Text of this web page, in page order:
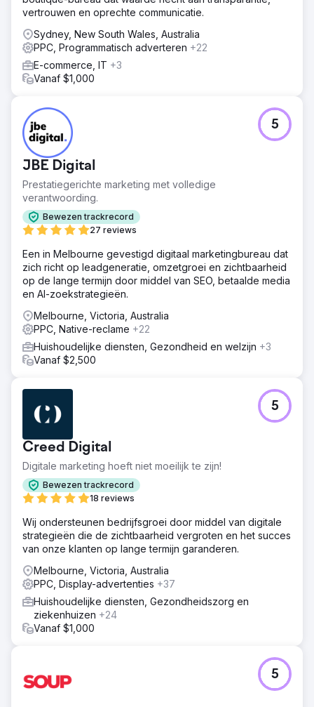
vertrouwen en oprechte communicatie.
Sydney, New South Wales, Australia
PPC, Programmatisch adverteren +22
E-commerce, IT +3
Vanaf $1,000
JBE Digital
Prestatiegerichte marketing met volledige
verantwoording.
Bewezen trackrecord
27 reviews
5
Een in Melbourne gevestigd digitaal marketingbureau dat
zich richt op leadgeneratie, omzetgroei en zichtbaarheid
op de lange termijn door middel van SEO, betaalde media
en AI-zoekstrategieën.
Melbourne, Victoria, Australia
PPC, Native-reclame +22
Huishoudelijke diensten, Gezondheid en welzijn +3
Vanaf $2,500
Creed Digital
Digitale marketing hoeft niet moeilijk te zijn!
Bewezen trackrecord
18 reviews
5
Wij ondersteunen bedrijfsgroei door middel van digitale
strategieën die de zichtbaarheid vergroten en het succes
van onze klanten op lange termijn garanderen.
Melbourne, Victoria, Australia
PPC, Display-advertenties +37
Huishoudelijke diensten, Gezondheidszorg en
ziekenhuizen +24
Vanaf $1,000
5